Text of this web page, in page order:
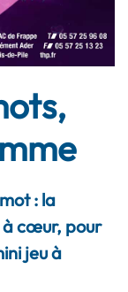
: la
à cœur, pour
jeu à